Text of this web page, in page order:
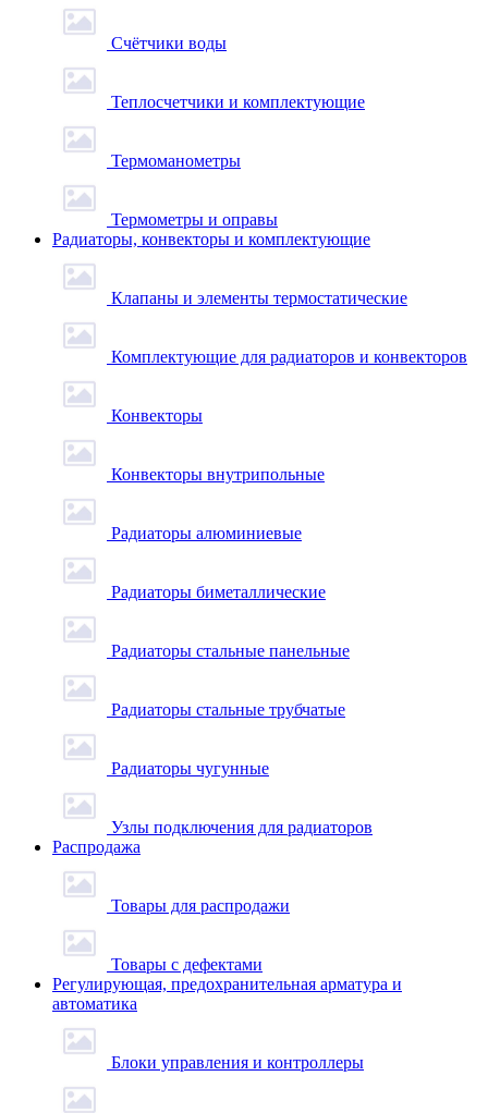
Счётчики воды
Теплосчетчики и комплектующие
Термоманометры
Термометры и оправы
Радиаторы, конвекторы и комплектующие
Клапаны и элементы термостатические
Комплектующие для радиаторов и конвекторов
Конвекторы
Конвекторы внутрипольные
Радиаторы алюминиевые
Радиаторы биметаллические
Радиаторы стальные панельные
Радиаторы стальные трубчатые
Радиаторы чугунные
Узлы подключения для радиаторов
Распродажа
Товары для распродажи
Товары с дефектами
Регулирующая, предохранительная арматура и
автоматика
Блоки управления и контроллеры